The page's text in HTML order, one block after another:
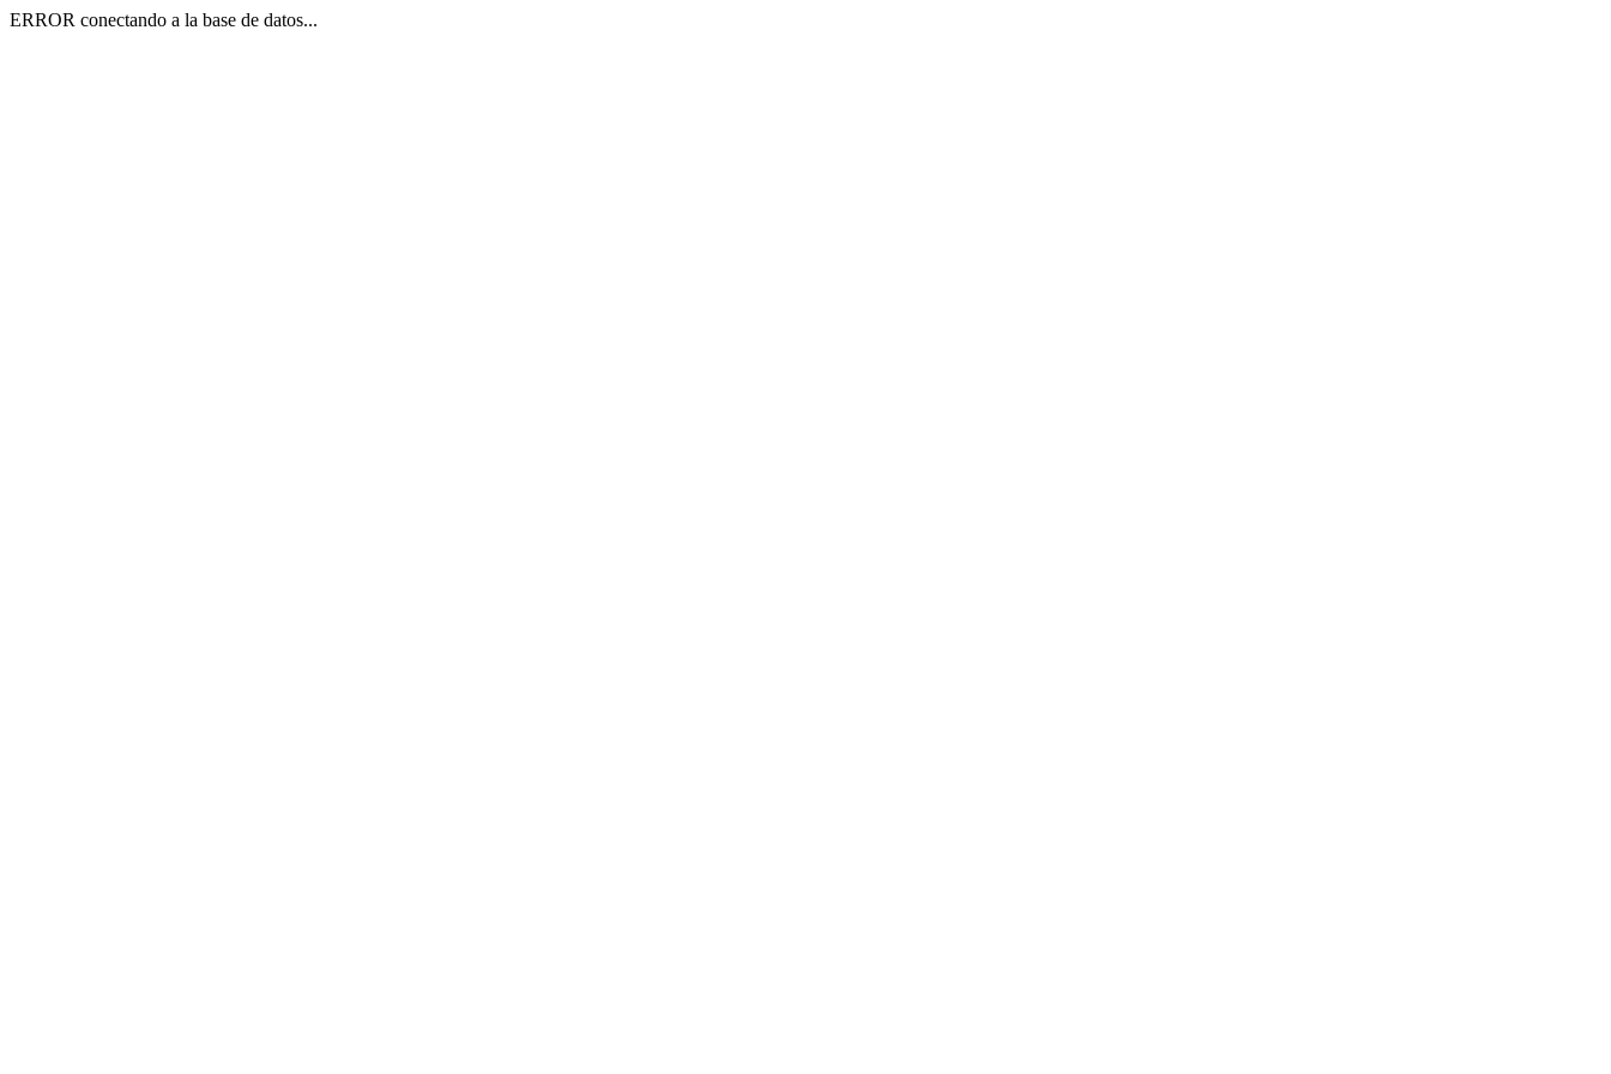
ERROR conectando a la base de datos...